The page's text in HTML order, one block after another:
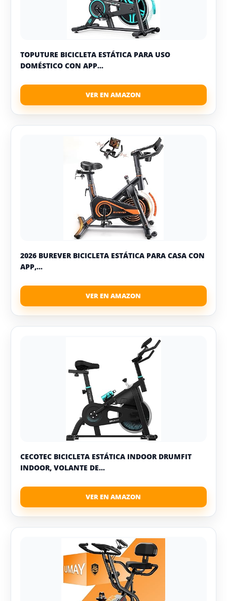
TOPUTURE BICICLETA ESTÁTICA PARA USO
DOMÉSTICO CON APP...
2026 BUREVER BICICLETA ESTÁTICA PARA CASA CON
APP,...
CECOTEC BICICLETA ESTÁTICA INDOOR DRUMFIT
INDOOR, VOLANTE DE...